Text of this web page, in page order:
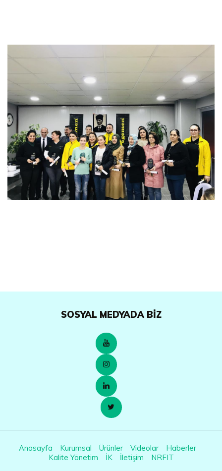
SOSYAL MEDYADA BIZ
Anasayfa Kurumsal Ürünler Videolar
Haberler
Kalite Yönetim
İK İletişim NRFIT